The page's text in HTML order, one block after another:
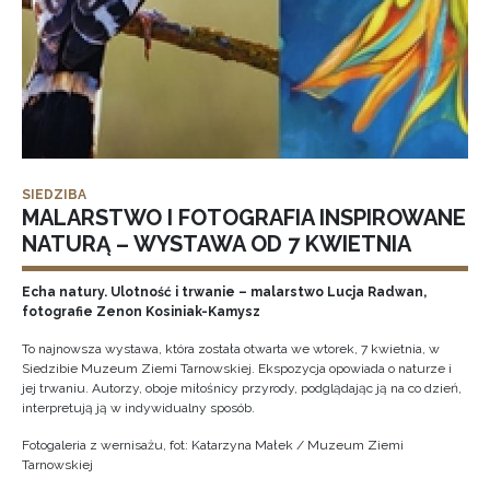
SIEDZIBA
MALARSTWO I FOTOGRAFIA INSPIROWANE
NATURĄ – WYSTAWA OD 7 KWIETNIA
Echa natury. Ulotność i trwanie – malarstwo Lucja Radwan,
fotografie Zenon Kosiniak-Kamysz
To najnowsza wystawa, która została otwarta we wtorek, 7 kwietnia, w
Siedzibie Muzeum Ziemi Tarnowskiej. Ekspozycja opowiada o naturze i
jej trwaniu. Autorzy, oboje miłośnicy przyrody, podglądając ją na co dzień,
interpretują ją w indywidualny sposób.
Fotogaleria z wernisażu, fot: Katarzyna Małek / Muzeum Ziemi
Tarnowskiej